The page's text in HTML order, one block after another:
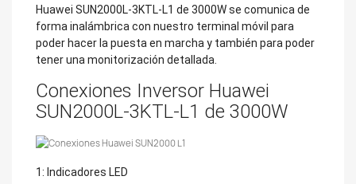
Huawei SUN2000L-3KTL-L1 de 3000W se comunica de
forma inalámbrica con nuestro terminal móvil para
poder hacer la puesta en marcha y también para poder
tener una monitorización detallada.
Conexiones Inversor Huawei
SUN2000L-3KTL-L1 de 3000W
1: Indicadores LED